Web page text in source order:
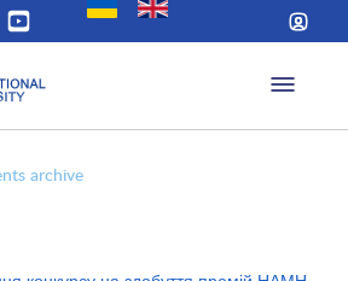
archive